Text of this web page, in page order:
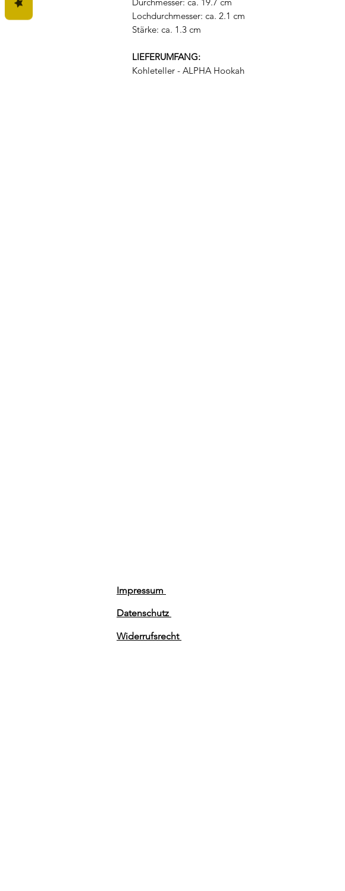
Lochdurchmesser: ca. 2.1 cm
Stärke: ca. 1.3 cm
LIEFERUMFANG:
Kohleteller - ALPHA Hookah
Impressum
Datenschutz
Widerrufsrecht